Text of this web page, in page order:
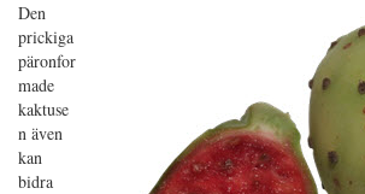
Den
prickiga
päronfor
made
kaktuse
n även
kan
bidra